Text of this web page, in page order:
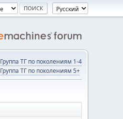
Группа ТГ по поколениям 1-4
Группа ТГ по поколениям 5+